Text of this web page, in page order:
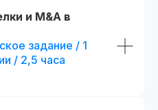
и M&A в
задание / 1
/ 2,5 часа
вашей квалификации, что
профессионального развития